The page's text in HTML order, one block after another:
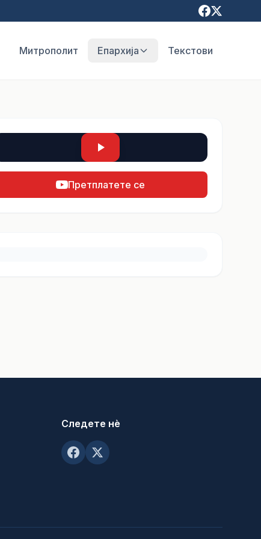
Митрополит Епархија Текстови
Претплатете се
Следете нè